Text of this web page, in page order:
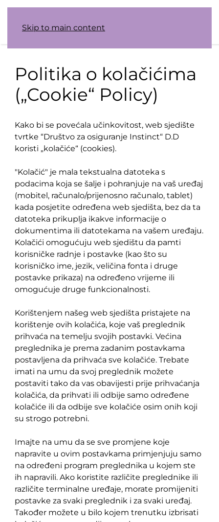
Skip to main content
Politika o kolačićima
(„Cookie“ Policy)
Kako bi se povećala učinkovitost, web sjedište
tvrtke “Društvo za osiguranje Instinct“ D.D
koristi „kolačiće“ (cookies).
"Kolačić" je mala tekstualna datoteka s
podacima koja se šalje i pohranjuje na vaš uređaj
(mobitel, računalo/prijenosno računalo, tablet)
kada posjetite određena web sjedišta, bez da ta
datoteka prikuplja ikakve informacije o
dokumentima ili datotekama na vašem uređaju.
Kolačići omogućuju web sjedištu da pamti
korisničke radnje i postavke (kao što su
korisničko ime, jezik, veličina fonta i druge
postavke prikaza) na određeno vrijeme ili
omogućuje druge funkcionalnosti.
Korištenjem našeg web sjedišta pristajete na
korištenje ovih kolačića, koje vaš preglednik
prihvaća na temelju svojih postavki. Većina
preglednika je prema zadanim postavkama
postavljena da prihvaća sve kolačiće. Trebate
imati na umu da svoj preglednik možete
postaviti tako da vas obavijesti prije prihvaćanja
kolačića, da prihvati ili odbije samo određene
kolačiće ili da odbije sve kolačiće osim onih koji
su strogo potrebni.
Imajte na umu da se sve promjene koje
napravite u ovim postavkama primjenjuju samo
na određeni program preglednika u kojem ste
ih napravili. Ako koristite različite preglednike ili
različite terminalne uređaje, morate promijeniti
postavke za svaki preglednik i za svaki uređaj.
Također možete u bilo kojem trenutku izbrisati